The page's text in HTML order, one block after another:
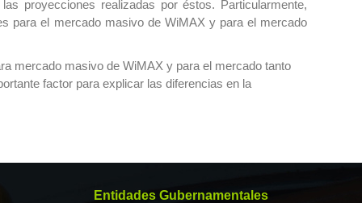
proyecciones realizadas por éstos. Particularmente,
para el mercado masivo de WiMAX y para el mercado
mercado masivo de WiMAX y para el mercado tanto
factor para explicar las diferencias en la
Entidades Gubernamentales